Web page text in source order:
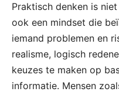
Praktisch denken is
ook een mindset die
iemand problemen en
realisme, logisch
keuzes te maken op
informatie. Mensen